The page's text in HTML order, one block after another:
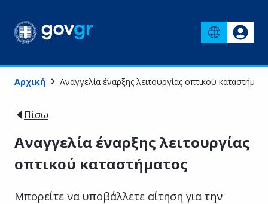
Αρχική Αναγγελία έναρξης λειτουργίας οπτικού
Πίσω
Αναγγελία έναρξης λειτουργίας
οπτικού καταστήματος
Μπορείτε να υποβάλλετε αίτηση για την